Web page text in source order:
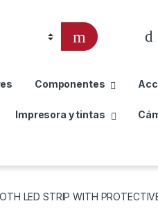
Componentes
Impresora y tintas
LED STRIP WITH